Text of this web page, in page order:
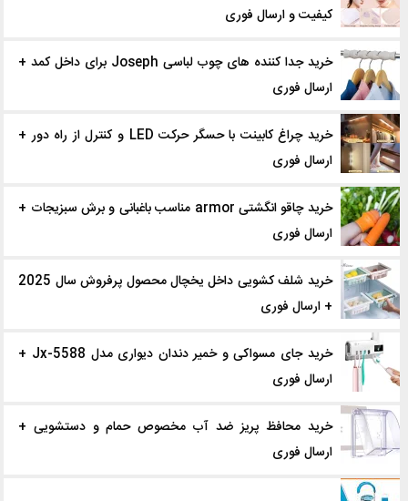
کیفیت و ارسال فوری
خرید جدا کننده ‌های چوب لباسی Joseph برای داخل کمد +
ارسال فوری
خرید چراغ کابینت با حسگر حرکت LED و کنترل از راه دور +
ارسال فوری
خرید چاقو انگشتی armor مناسب باغبانی و برش سبزیجات +
ارسال فوری
خرید شلف کشویی داخل یخچال محصول پرفروش سال 2025
+ ارسال فوری
خرید جای مسواکی و خمیر دندان دیواری مدل Jx-5588 +
ارسال فوری
خرید محافظ پریز ضد آب مخصوص حمام و دستشویی +
ارسال فوری